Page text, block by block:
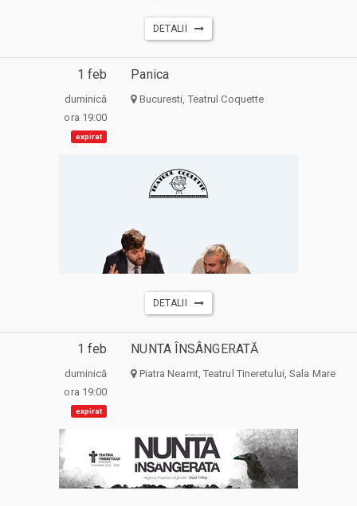
DETALII
1 feb
duminică
ora 19:00
expirat
Panica
Bucuresti, Teatrul Coquette
DETALII
1 feb
duminică
ora 19:00
expirat
NUNTA ÎNSÂNGERATĂ
Piatra Neamt, Teatrul Tineretului, Sala Mare